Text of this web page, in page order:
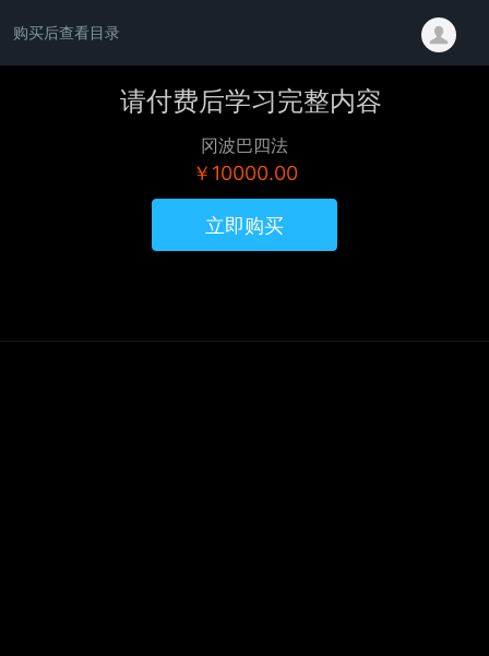
购买后查看目录
请付费后学习完整内容
冈波巴四法
￥10000.00
立即购买